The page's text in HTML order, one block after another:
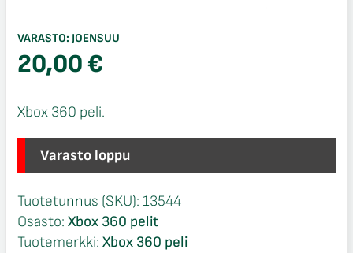
VARASTO: JOENSUU
20,00€
Xbox 360 peli.
Varasto loppu
Tuotetunnus (SKU): 13544
Osasto: Xbox 360 pelit
Tuotemerkki: Xbox 360 peli